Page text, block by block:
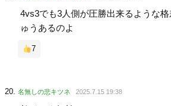
4vs3でも3人側が圧勝出来るような
ゅうあるのよ
7
名無しの悲キツネ 2025.7.15 19:38